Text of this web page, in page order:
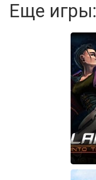
Еще игры: